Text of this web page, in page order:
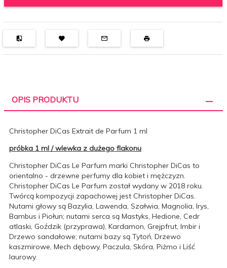
OPIS PRODUKTU
Christopher DiCas Extrait de Parfum 1 ml
próbka 1 ml / wlewka z dużego flakonu
Christopher DiCas Le Parfum marki Christopher DiCas to
orientalno - drzewne perfumy dla kobiet i mężczyzn.
Christopher DiCas Le Parfum został wydany w 2018 roku.
Twórcą kompozycji zapachowej jest Christopher DiCas.
Nutami głowy są Bazylia, Lawenda, Szałwia, Magnolia, Irys,
Bambus i Piołun; nutami serca są Mastyks, Hedione, Cedr
atlaski, Goździk (przyprawa), Kardamon, Grejpfrut, Imbir i
Drzewo sandałowe; nutami bazy są Tytoń, Drzewo
kaszmirowe, Mech dębowy, Paczula, Skóra, Piżmo i Liść
laurowy.